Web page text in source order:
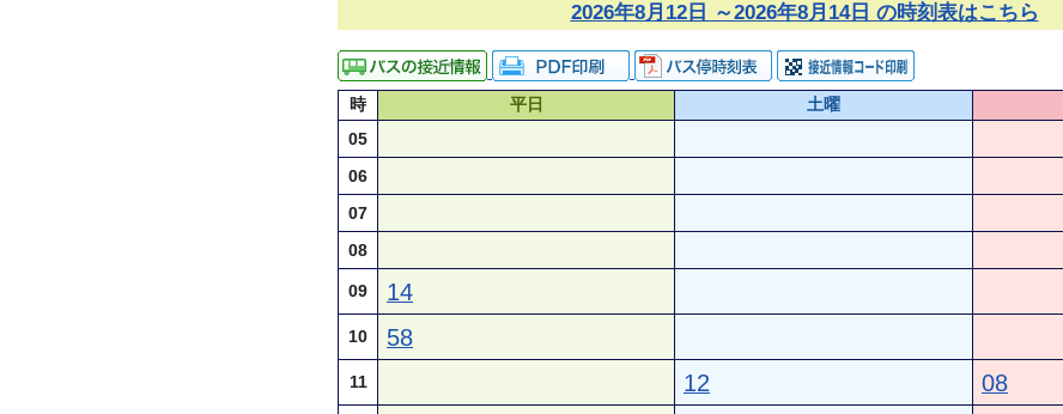
2026年8月12日 ～2026年8月14日 の時刻表はこちら
時 平日 土曜
05
06
07
08
09 14
10 58
11 12 08